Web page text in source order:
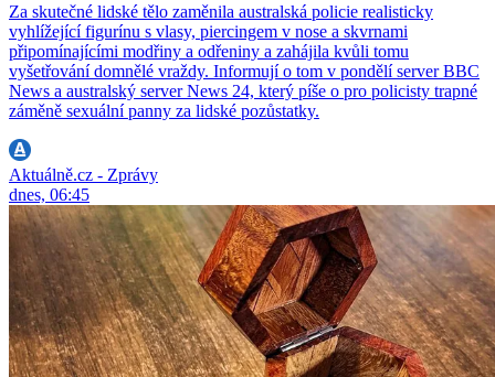
Za skutečné lidské tělo zaměnila australská policie realisticky
vyhlížející figurínu s vlasy, piercingem v nose a skvrnami
připomínajícími modřiny a odřeniny a zahájila kvůli tomu
vyšetřování domnělé vraždy. Informují o tom v pondělí server BBC
News a australský server News 24, který píše o pro policisty trapné
záměně sexuální panny za lidské pozůstatky.
Aktuálně.cz - Zprávy
dnes, 06:45